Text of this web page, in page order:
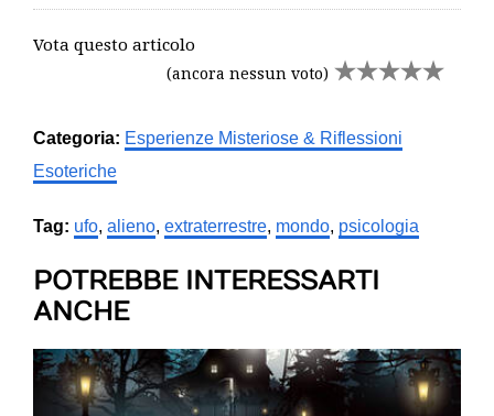
Vota questo articolo
(ancora nessun voto)
Categoria: Esperienze Misteriose & Riflessioni
Esoteriche
Tag: ufo, alieno, extraterrestre, mondo, psicologia
POTREBBE INTERESSARTI
ANCHE